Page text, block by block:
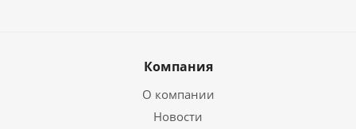
Компания
О компании
Новости